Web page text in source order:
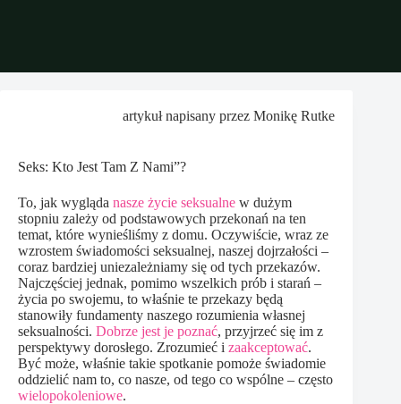
artykuł napisany przez Monikę Rutke
Seks: Kto Jest Tam Z Nami”?
To, jak wygląda nasze życie seksualne w dużym
stopniu zależy od podstawowych przekonań na ten
temat, które wynieśliśmy z domu. Oczywiście, wraz ze
wzrostem świadomości seksualnej, naszej dojrzałości –
coraz bardziej uniezależniamy się od tych przekazów.
Najczęściej jednak, pomimo wszelkich prób i starań –
życia po swojemu, to właśnie te przekazy będą
stanowiły fundamenty naszego rozumienia własnej
seksualności. Dobrze jest je poznać, przyjrzeć się im z
perspektywy dorosłego. Zrozumieć i zaakceptować.
Być może, właśnie takie spotkanie pomoże świadomie
oddzielić nam to, co nasze, od tego co wspólne – często
wielopokoleniowe.